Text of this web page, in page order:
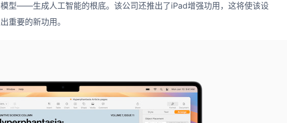
型——生成人工智能的根底。该公司还推出了iPad增强功用，这将使该设
重要的新功用。